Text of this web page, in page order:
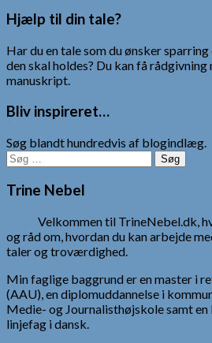
Hjælp til din tale?
Har du en tale som du ønsker
den skal holdes? Du kan få
manuskript.
Bliv inspireret…
Søg blandt hundredvis af blogindlæg.
Søg
efter:
Trine Nebel
Velkommen til TrineNebel.dk,
og råd om, hvordan du kan arbejde
taler og troværdighed.
Min faglige baggrund er en master i
(AAU), en diplomuddannelse i
Medie- og Journalisthøjskole samt
linjefag i dansk.